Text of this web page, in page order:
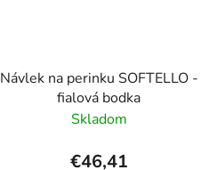
Návlek na perinku SOFTELLO -
fialová bodka
Skladom
€46,41